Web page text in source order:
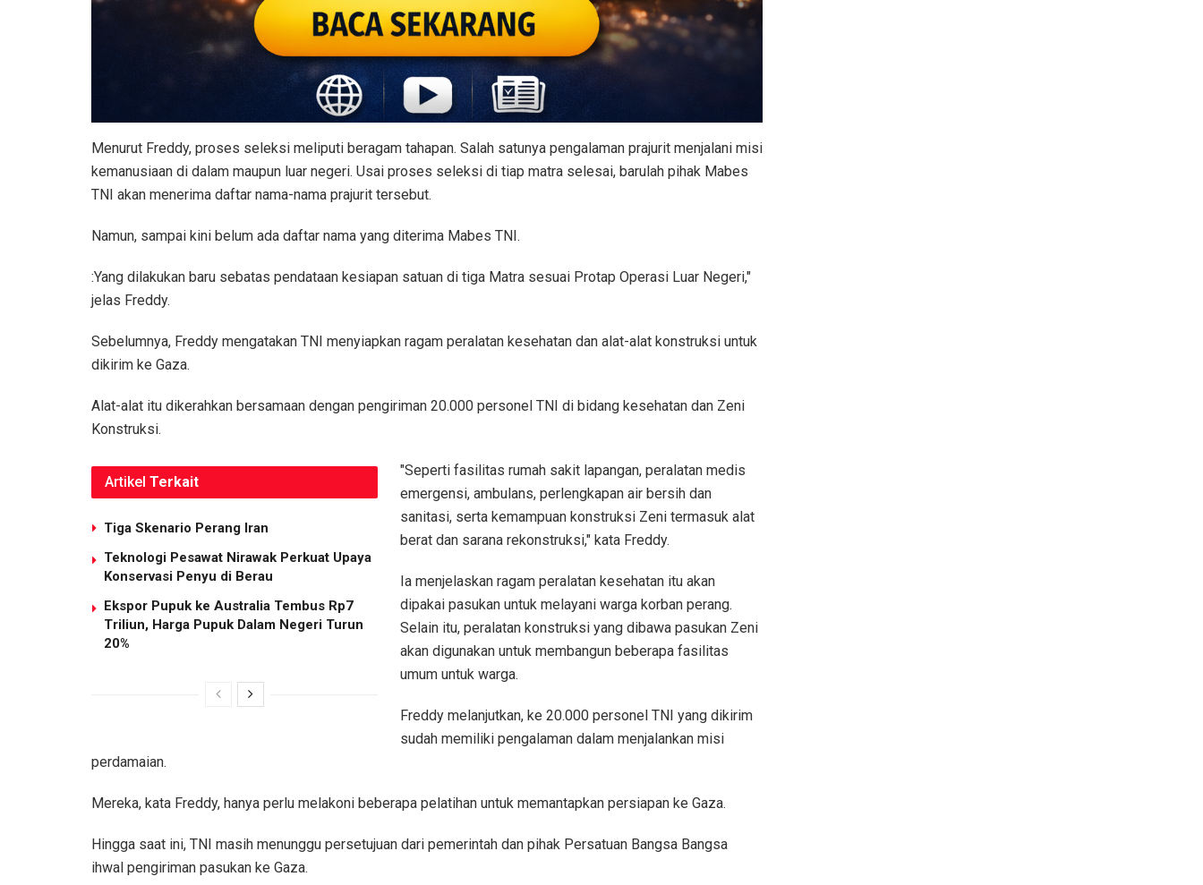
Menurut Freddy, proses seleksi meliputi beragam tahapan. Salah satunya pengalaman prajurit menjalani misi
kemanusiaan di dalam maupun luar negeri. Usai proses seleksi di tiap matra selesai, barulah pihak Mabes
TNI akan menerima daftar nama-nama prajurit tersebut.
Namun, sampai kini belum ada daftar nama yang diterima Mabes TNI.
:Yang dilakukan baru sebatas pendataan kesiapan satuan di tiga Matra sesuai Protap Operasi Luar Negeri,"
jelas Freddy.
Sebelumnya, Freddy mengatakan TNI menyiapkan ragam peralatan kesehatan dan alat-alat konstruksi untuk
dikirim ke Gaza.
Alat-alat itu dikerahkan bersamaan dengan pengiriman 20.000 personel TNI di bidang kesehatan dan Zeni
Konstruksi.
Artikel Terkait
Tiga Skenario Perang Iran
Teknologi Pesawat Nirawak Perkuat Upaya
Konservasi Penyu di Berau
Ekspor Pupuk ke Australia Tembus Rp7
Triliun, Harga Pupuk Dalam Negeri Turun
20%
"Seperti fasilitas rumah sakit lapangan, peralatan medis
emergensi, ambulans, perlengkapan air bersih dan
sanitasi, serta kemampuan konstruksi Zeni termasuk alat
berat dan sarana rekonstruksi," kata Freddy.
Ia menjelaskan ragam peralatan kesehatan itu akan
dipakai pasukan untuk melayani warga korban perang.
Selain itu, peralatan konstruksi yang dibawa pasukan Zeni
akan digunakan untuk membangun beberapa fasilitas
umum untuk warga.
Freddy melanjutkan, ke 20.000 personel TNI yang dikirim
sudah memiliki pengalaman dalam menjalankan misi
perdamaian.
Mereka, kata Freddy, hanya perlu melakoni beberapa pelatihan untuk memantapkan persiapan ke Gaza.
Hingga saat ini, TNI masih menunggu persetujuan dari pemerintah dan pihak Persatuan Bangsa Bangsa
ihwal pengiriman pasukan ke Gaza.